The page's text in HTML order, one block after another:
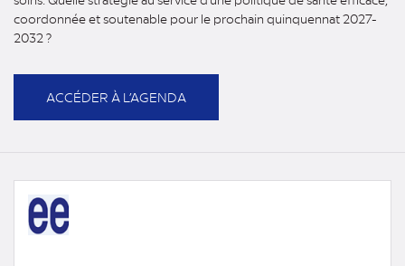
coordonnée et soutenable pour le prochain quinquennat 2027-
2032 ?
ACCÉDER À L’AGENDA